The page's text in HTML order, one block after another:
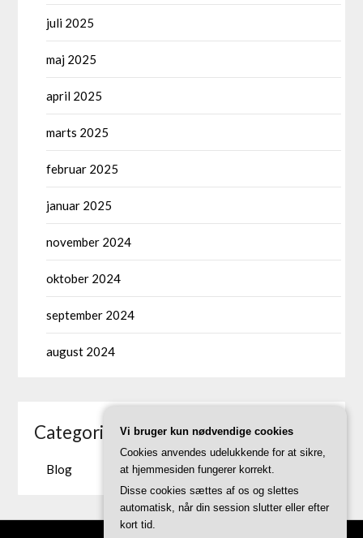
juli 2025
maj 2025
april 2025
marts 2025
februar 2025
januar 2025
november 2024
oktober 2024
september 2024
august 2024
Categories
Blog
Vi bruger kun nødvendige cookies
Cookies anvendes udelukkende for at sikre,
at hjemmesiden fungerer korrekt.
Disse cookies sættes af os og slettes
automatisk, når din session slutter eller efter
kort tid.